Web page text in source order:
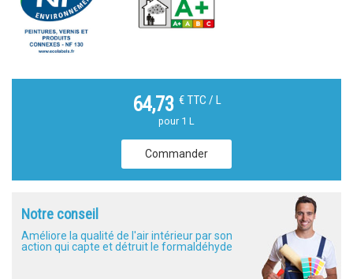
64,73 € TTC / L
pour 1 L
Commander
Notre conseil
Améliore la qualité de l'air intérieur par son
action qui capte et détruit le formaldéhyde